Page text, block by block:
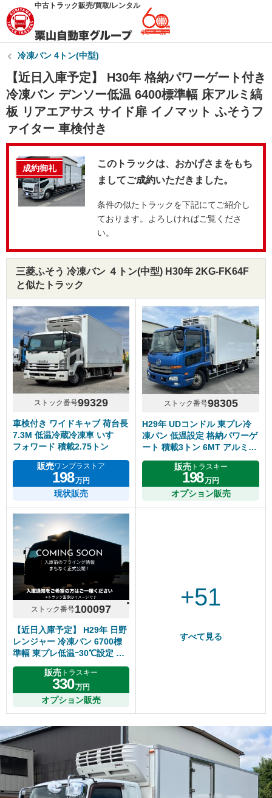
中古トラック販売/買取/レンタル
冷凍バン 4トン(中型)
【近日入庫予定】 H30年 格納パワーゲート付き
冷凍バン デンソー低温 6400標準幅 床アルミ縞
板 リアエアサス サイド扉 イノマット ふそうフ
ァイター 車検付き
成約御礼
このトラックは、おかげさまをもち
ましてご成約いただきました。
条件の似たトラックを下記にてご紹介し
ております。よろしければご覧くださ
い。
三菱ふそう 冷凍バン ４トン(中型) H30年 2KG-FK64F
と似たトラック
ストック番号99329
車検付き ワイドキャブ 荷台長
7.3M 低温冷蔵冷凍車 いすゞ
フォワード 積載2.75トン
販売ワンプラストア
198万円
現状販売
ストック番号98305
H29年 UDコンドル 東プレ冷
凍バン 低温設定 格納パワーゲ
ート 積載3トン 6MT アルミホ
イール
販売トラスキー
198万円
オプション販売
ストック番号100097
【近日入庫予定】 H29年 日野
レンジャー 冷凍バン 6700標
準幅 東プレ低温ｰ30℃設定 床
キーストン ジョルダー2列 リ
アエアサス サイド扉 6速マニ
ュアル 走行距離280千㎞ シフ
ト6速MT
販売 トラスキー
330万円
オプション販売
+51
すべて見る